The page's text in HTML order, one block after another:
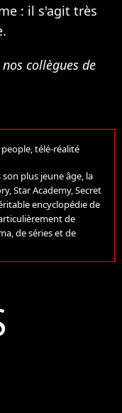
: il s'agit très
collègues de
télé-réalité
plus jeune âge, la
Star Academy, Secret
encyclopédie de
de
de séries et de